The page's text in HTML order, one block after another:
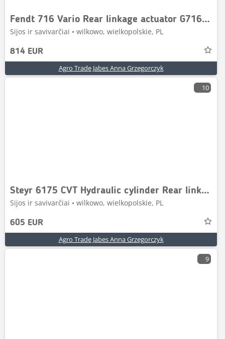
Fendt 716 Vario Rear linkage actuator G716861030020 G716
Sijos ir savivarčiai • wilkowo, wielkopolskie, PL
814 EUR
Agro Trade Jabes Anna Grzegorczyk
10
Steyr 6175 CVT Hydraulic cylinder Rear linkage
Sijos ir savivarčiai • wilkowo, wielkopolskie, PL
605 EUR
Agro Trade Jabes Anna Grzegorczyk
9